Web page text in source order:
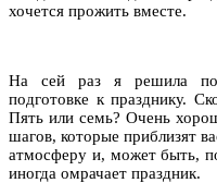
хочется прожить вместе.
На сей раз я решила
подготовке к празднику.
Пять или семь? Очень
шагов, которые приблизят
атмосферу и, может быть,
иногда омрачает праздник.